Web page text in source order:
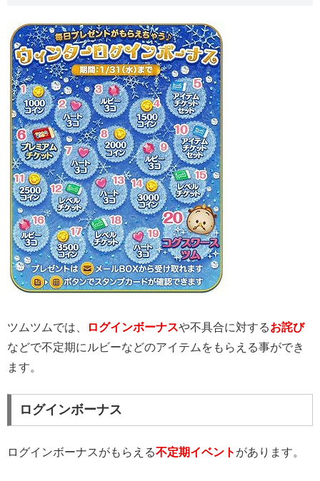
ツムツムでは、 ログインボーナスや不具合に対するお詫び
などで不定期にルビーなどのアイテムをもらえる事ができ
ます。
ログインボーナス
ログインボーナスがもらえる不定期イベント があります。